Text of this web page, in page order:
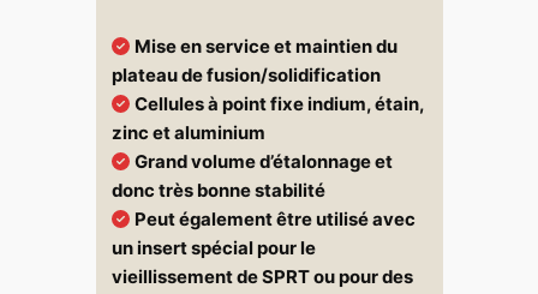
Mise en service et maintien du
plateau de fusion/solidification
Cellules à point fixe indium, étain,
zinc et aluminium
Grand volume d’étalonnage et
donc très bonne stabilité
Peut également être utilisé avec
un insert spécial pour le
vieillissement de SPRT ou pour des